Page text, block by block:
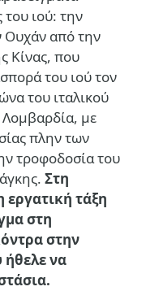
ιού: την
Ουχάν από την
Κίνας, που
του ιού τον
του ιταλικού
με
πλην των
τροφοδοσία του
Στη
τάξη
στη
στην
ήθελε να